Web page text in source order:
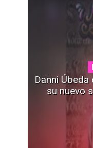
Danni
su nuevo